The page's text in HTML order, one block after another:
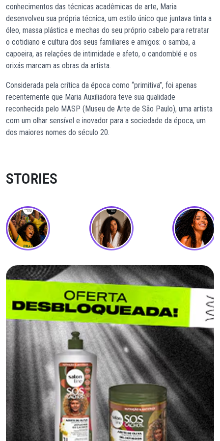
conhecimentos das técnicas acadêmicas de arte, Maria
desenvolveu sua própria técnica, um estilo único que juntava tinta a
óleo, massa plástica e mechas do seu próprio cabelo para retratar
o cotidiano e cultura dos seus familiares e amigos: o samba, a
capoeira, as relações de intimidade e afeto, o candomblé e os
orixás marcam as obras da artista.
Considerada pela crítica da época como “primitiva”, foi apenas
recentemente que Maria Auxiliadora teve sua qualidade
reconhecida pelo MASP (Museu de Arte de São Paulo), uma artista
com um olhar sensível e inovador para a sociedade da época, um
dos maiores nomes do século 20.
STORIES